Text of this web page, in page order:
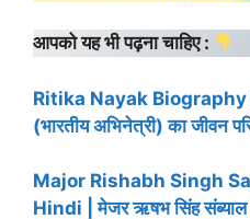
आपको यह भी पढ़ना चाहिए :
Ritika Nayak Biography
(भारतीय अभिनेत्री) का
Major Rishabh Singh
Hindi | मेजर ऋषभ सिंह संब्याल